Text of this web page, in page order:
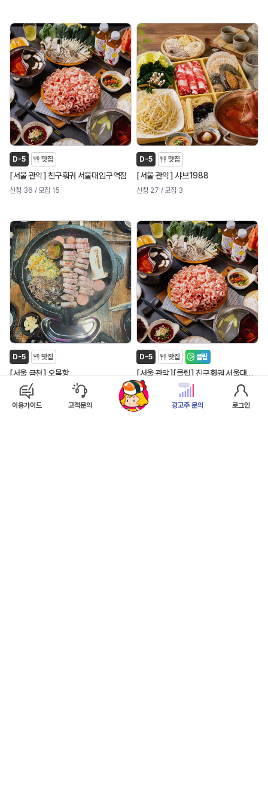
이용가이드 고객문의 광고주 문의 로그인
D-5 맛집
[서울 관악] 친구훠궈 서울대입구역점
신청 36 / 모집 15
D-5 맛집
[서울 관악] 샤브1988
신청 27 / 모집 3
D-5 맛집
[서울 금천]오목항
신청 11/ 모집 7
D-5 맛집 클립
[서울 관악][클립]친구훠궈 서울대입구역점
신청 10 / 모집 3